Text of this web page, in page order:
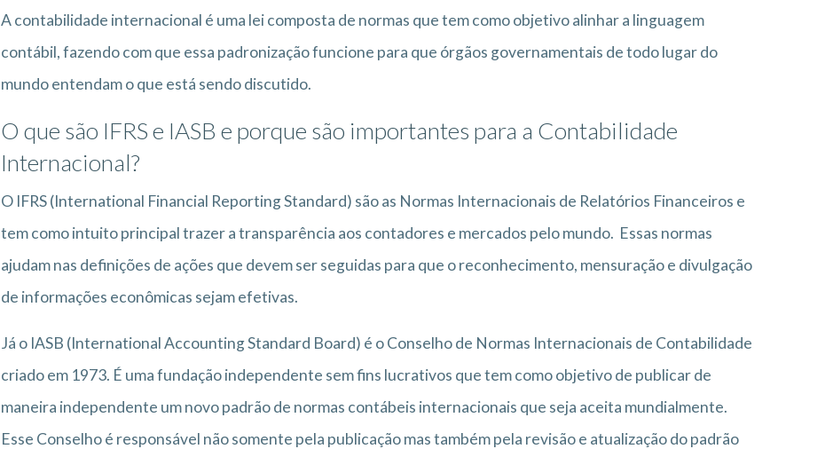
A contabilidade internacional é uma lei composta de normas que tem como objetivo alinhar a linguagem
contábil, fazendo com que essa padronização funcione para que órgãos governamentais de todo lugar do
mundo entendam o que está sendo discutido.
O que são IFRS e IASB e porque são importantes para a Contabilidade
Internacional?
O IFRS (International Financial Reporting Standard) são as Normas Internacionais de Relatórios Financeiros e
tem como intuito principal trazer a transparência aos contadores e mercados pelo mundo. Essas normas
ajudam nas definições de ações que devem ser seguidas para que o reconhecimento, mensuração e divulgação
de informações econômicas sejam efetivas.
Já o IASB (International Accounting Standard Board) é o Conselho de Normas Internacionais de Contabilidade
criado em 1973. É uma fundação independente sem fins lucrativos que tem como objetivo de publicar de
maneira independente um novo padrão de normas contábeis internacionais que seja aceita mundialmente.
Esse Conselho é responsável não somente pela publicação mas também pela revisão e atualização do padrão